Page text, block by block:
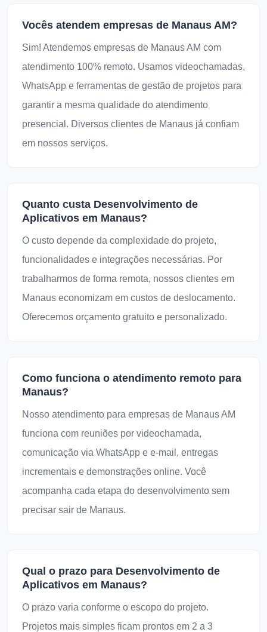
Vocês atendem empresas de Manaus AM?
Sim! Atendemos empresas de Manaus AM com
atendimento 100% remoto. Usamos videochamadas,
WhatsApp e ferramentas de gestão de projetos para
garantir a mesma qualidade do atendimento
presencial. Diversos clientes de Manaus já confiam
em nossos serviços.
Quanto custa Desenvolvimento de
Aplicativos em Manaus?
O custo depende da complexidade do projeto,
funcionalidades e integrações necessárias. Por
trabalharmos de forma remota, nossos clientes em
Manaus economizam em custos de deslocamento.
Oferecemos orçamento gratuito e personalizado.
Como funciona o atendimento remoto para
Manaus?
Nosso atendimento para empresas de Manaus AM
funciona com reuniões por videochamada,
comunicação via WhatsApp e e-mail, entregas
incrementais e demonstrações online. Você
acompanha cada etapa do desenvolvimento sem
precisar sair de Manaus.
Qual o prazo para Desenvolvimento de
Aplicativos em Manaus?
O prazo varia conforme o escopo do projeto.
Projetos mais simples ficam prontos em 2 a 3